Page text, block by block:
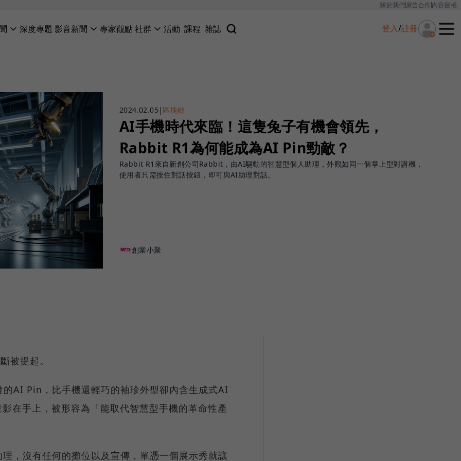
關於我們廣告合作內容授權
深度專題 影音新聞 專家觀點社群 活動 課程 雜誌 登入/註冊
2024.02.05 | 區塊鏈
AI手機時代來臨！這隻兔子有機會領先，
Rabbit R1為何能成為AI Pin勁敵？
Rabbit R1來自新創公司Rabbit，由AI驅動的智慧型個人助理，外觀如同一個掌上型對講機，
使用者只需按住對話按鈕，即可與AI助理對話。
創業小聚
被提起。
AI Pin，比手機還輕巧的袖珍外型卻內含生成式AI
在手上，被形容為「能取代智慧型手機的革命性產
，沒有任何的攤位以及宣傳，單憑一個展示秀就讓